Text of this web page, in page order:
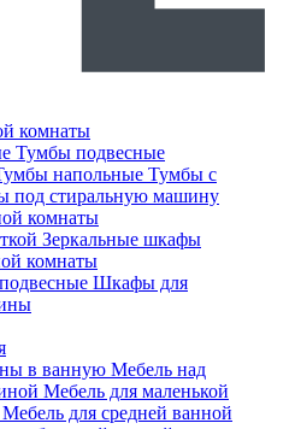
комнаты
Тумбы подвесные
напольные Тумбы с
под стиральную машину
комнаты
Зеркальные шкафы
комнаты
Шкафы для
в ванную Мебель над
Мебель для маленькой
Мебель для средней ванной